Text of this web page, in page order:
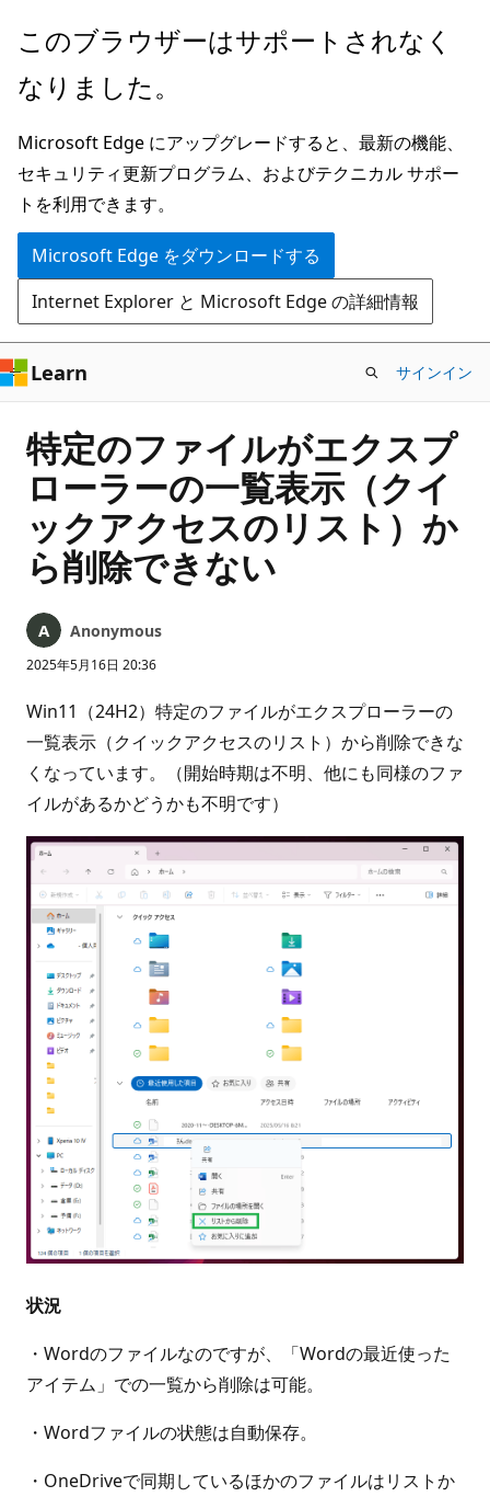
メ
ン
ン
テ
ン
ツ
に
ス
キ
ッ
プ
このブラウザーはサポートされなく
なりました。
Microsoft Edge にアップグレードすると、最新の機能、
セキュリティ更新プログラム、およびテクニカル サポー
トを利用できます。
Microsoft Edge をダウンロードする
Internet Explorer と Microsoft Edge の詳細情報
Learn サインイン
特定のファイルがエクスプ
ローラーの一覧表示（クイ
ックアクセスのリスト）か
ら削除できない
Anonymous
2025年5月16日 20:36
Win11（24H2）特定のファイルがエクスプローラーの
一覧表示（クイックアクセスのリスト）から削除できな
くなっています。（開始時期は不明、他にも同様のファ
イルがあるかどうかも不明です）
状況
・Wordのファイルなのですが、「Wordの最近使った
アイテム」での一覧から削除は可能。
・Wordファイルの状態は自動保存。
・OneDriveで同期しているほかのファイルはリストか